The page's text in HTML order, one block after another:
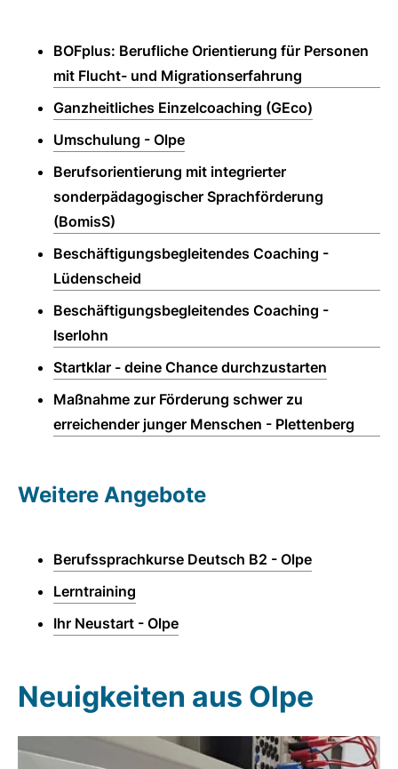
BOFplus: Berufliche Orientierung für Personen
mit Flucht- und Migrationserfahrung
Ganzheitliches Einzelcoaching (GEco)
Umschulung - Olpe
Berufsorientierung mit integrierter
sonderpädagogischer Sprachförderung
(BomisS)
Beschäftigungsbegleitendes Coaching -
Lüdenscheid
Beschäftigungsbegleitendes Coaching -
Iserlohn
Startklar - deine Chance durchzustarten
Maßnahme zur Förderung schwer zu
erreichender junger Menschen - Plettenberg
Weitere Angebote
Berufssprachkurse Deutsch B2 - Olpe
Lerntraining
Ihr Neustart - Olpe
Neuigkeiten aus Olpe